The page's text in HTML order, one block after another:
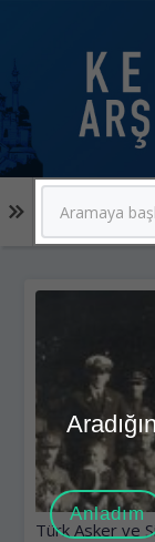
Türk Asker ve
Anladım